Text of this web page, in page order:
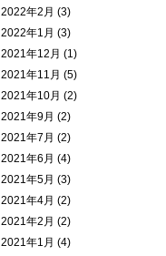
2022年2月 (3)
2022年1月 (3)
2021年12月 (1)
2021年11月 (5)
2021年10月 (2)
2021年9月 (2)
2021年7月 (2)
2021年6月 (4)
2021年5月 (3)
2021年4月 (2)
2021年2月 (2)
2021年1月 (4)